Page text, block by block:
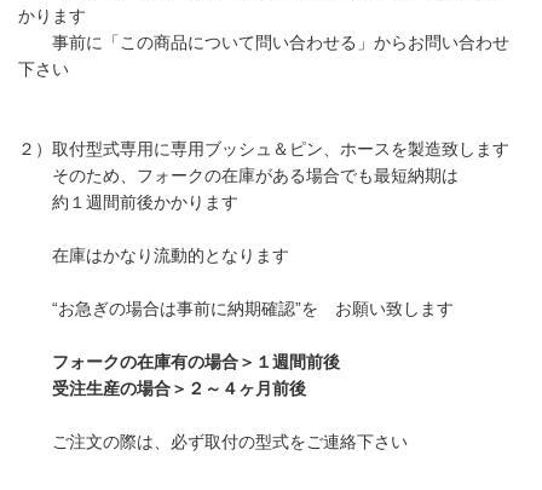
かります
事前に「この商品について問い合わせる」からお問い合わせ
下さい
２）取付型式専用に専用ブッシュ＆ピン、ホースを製造致します
そのため、フォークの在庫がある場合でも最短納期は
約１週間前後かかります
在庫はかなり流動的となります
“お急ぎの場合は事前に納期確認”を お願い致します
フォークの在庫有の場合＞１週間前後
受注生産の場合＞２～４ヶ月前後
ご注文の際は、必ず取付の型式をご連絡下さい